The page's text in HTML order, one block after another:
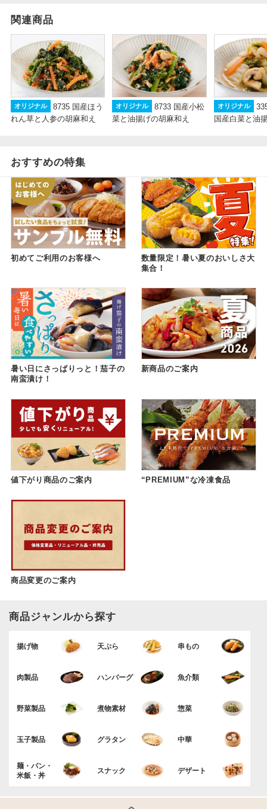
関連商品
オリジナル
8735 国産ほう
れん草と人参の胡麻和え
オリジナル
8733 国産小松
菜と油揚げの胡麻和え
オリジナル
国産白菜と油
おすすめの特集
初めてご利用のお客様へ
数量限定！暑い夏のおいしさ大
集合！
暑い日にさっぱりっと！茄子の
南蛮漬け！
新商品のご案内
値下がり商品のご案内 “PREMIUM”な冷凍食品
商品変更のご案内
商品ジャンルから探す
揚げ物 天ぷら 串もの
肉製品 ハンバーグ 魚介類
野菜製品 煮物素材 惣菜
玉子製品 グラタン 中華
麺・パン・
米飯・丼
スナック デザート